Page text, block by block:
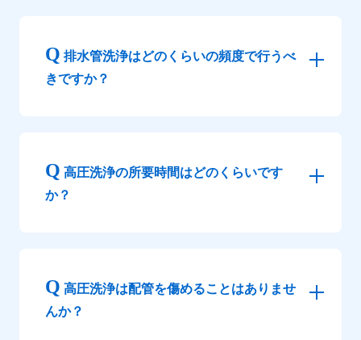
排水管洗浄はどのくらいの頻度で行うべ
きですか？
高圧洗浄の所要時間はどのくらいです
か？
高圧洗浄は配管を傷めることはありませ
んか？